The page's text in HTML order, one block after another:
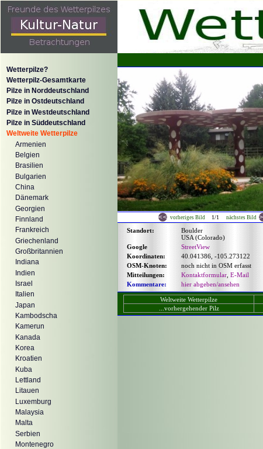
Wetterpilze?
Wetterpilz-Gesamtkarte
Pilze in Norddeutschland
Pilze in Ostdeutschland
Pilze in Westdeutschland
Pilze in Süddeutschland
Weltweite Wetterpilze
Armenien
Belgien
Brasilien
Bulgarien
China
Dänemark
Georgien
Finnland
Frankreich
Griechenland
Großbritannien
Indiana
Indien
Israel
Italien
Japan
Kambodscha
Kamerun
Kanada
Korea
Kroatien
Kuba
Lettland
Litauen
Luxemburg
Malaysia
Malta
Serbien
Montenegro
vorheriges Bild 1/1 nächstes Bild
Standort:
Boulder
USA (Colorado)
Google
StreetView
Koordinaten:
40.041386, -105.273122
OSM-Knoten:
noch nicht in OSM erfasst
Mitteilungen:
Kontaktformular E-Mail
Kommentare:
hier abgeben/ansehen
Weltweite Wetterpilze
...vorhergehender Pilz